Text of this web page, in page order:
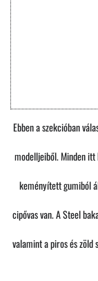
Ebben a szekcióban
modelljeiből. Minden
keményített gumiból
cipővas van. A Steel
valamint a piros és zöld